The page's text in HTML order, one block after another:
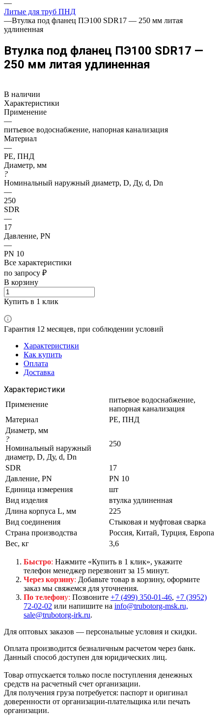
—
Литые для труб ПНД
—Втулка под фланец ПЭ100 SDR17 — 250 мм литая
удлиненная
Втулка под фланец ПЭ100 SDR17 —
250 мм литая удлиненная
В наличии
Характеристики
Применение
—
питьевое водоснабжение, напорная канализация
Материал
—
PE, ПНД
Диаметр, мм
?
Номинальный наружный диаметр, D, Ду, d, Dn
—
250
SDR
—
17
Давление, PN
—
PN 10
Все характеристики
по запросу ₽
В корзину
Купить в 1 клик
Гарантия 12 месяцев, при соблюдении условий
Характеристики
Как купить
Оплата
Доставка
Характеристики
Применение
питьевое водоснабжение,
напорная канализация
Материал
PE, ПНД
Диаметр, мм
?
Номинальный наружный
диаметр, D, Ду, d, Dn
250
SDR
17
Давление, PN
PN 10
Единица измерения
шт
Вид изделия
втулка удлиненная
Длина корпуса L, мм
225
Вид соединения
Стыковая и муфтовая сварка
Страна производства
Россия, Китай, Турция, Европа
Вес, кг
3,6
Быстро: Нажмите «Купить в 1 клик», укажите
телефон менеджер перезвонит за 15 минут.
Через корзину: Добавьте товар в корзину, оформите
заказ мы свяжемся для уточнения.
По телефону: Позвоните +7 (499) 350-01-46, +7 (3952)
72-02-02 или напишите на info@trubotorg-msk.ru,
sale@trubotorg-irk.ru.
Для оптовых заказов — персональные условия и скидки.
Оплата производится безналичным расчетом через банк.
Данный способ доступен для юридических лиц.
Товар отпускается только после поступления денежных
средств на расчетный счет организации.
Для получения груза потребуется: паспорт и оригинал
доверенности от организации-плательщика или печать
организации.